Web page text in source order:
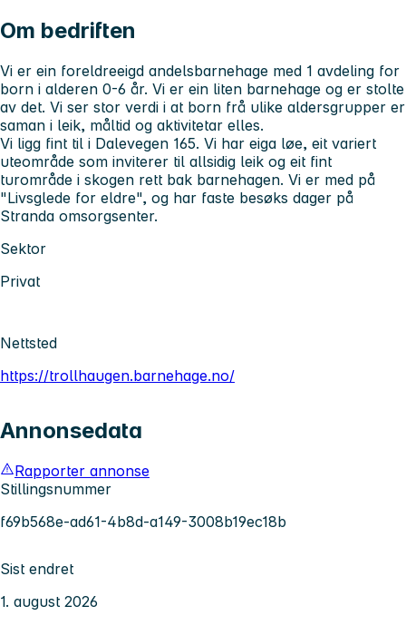
Om bedriften
Vi er ein foreldreeigd andelsbarnehage med 1 avdeling for
born i alderen 0-6 år. Vi er ein liten barnehage og er stolte
av det. Vi ser stor verdi i at born frå ulike aldersgrupper er
saman i leik, måltid og aktivitetar elles.
Vi ligg fint til i Dalevegen 165. Vi har eiga løe, eit variert
uteområde som inviterer til allsidig leik og eit fint
turområde i skogen rett bak barnehagen. Vi er med på
"Livsglede for eldre", og har faste besøks dager på
Stranda omsorgsenter.
Sektor
Privat
Nettsted
https://trollhaugen.barnehage.no/
Annonsedata
Rapporter annonse
Stillingsnummer
f69b568e-ad61-4b8d-a149-3008b19ec18b
Sist endret
1. august 2026